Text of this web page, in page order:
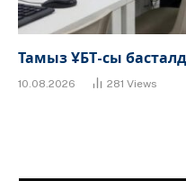
Тамыз ҰБТ-сы
10.08.2026 281 Views